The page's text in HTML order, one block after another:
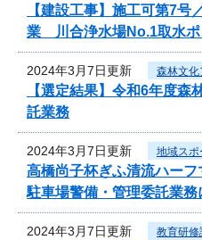
【建設工事】施工可第7号
業 川合浄水場No.1取水ポ
2024年3月7日更新 森林文化
【選定結果】令和6年度森
託業務
2024年3月7日更新 地域スポ
高橋尚子杯ぎふ清流ハーフ
駐車場警備・管理委託業
2024年3月7日更新 教育研修